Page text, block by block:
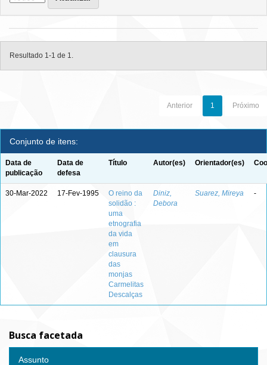
Resultado 1-1 de 1.
Anterior 1 Próximo
Conjunto de itens:
Data de
publicação
Data de
defesa
Título Autor(es) Orientador(es)
30-Mar-2022 17-Fev-1995
O reino da
solidão :
uma
etnografia
da vida
em
clausura
das
monjas
Carmelitas
Descalças
Diniz,
Debora
Suarez, Mireya -
Busca facetada
Assunto